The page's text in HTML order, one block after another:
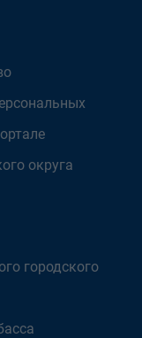
округа
городского